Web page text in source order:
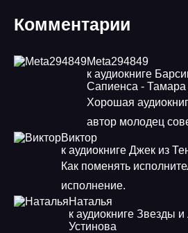
Комментарии
Meta294849
к аудиокниге
Сапиенса - Тамара
Хорошая
автор молодец
Виктор
к аудиокниге Джек из
Как поменять
исполнение.
Наталья
к аудиокниге Звезды
Устинова